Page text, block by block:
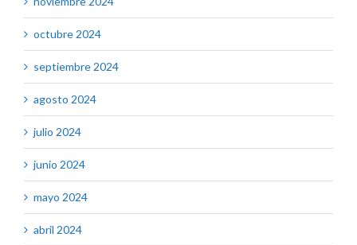
octubre 2024
septiembre 2024
agosto 2024
julio 2024
junio 2024
mayo 2024
abril 2024